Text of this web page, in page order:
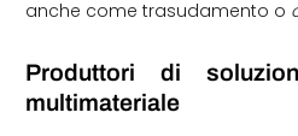
anche come trasudamento o
Produttori di
multimateriale